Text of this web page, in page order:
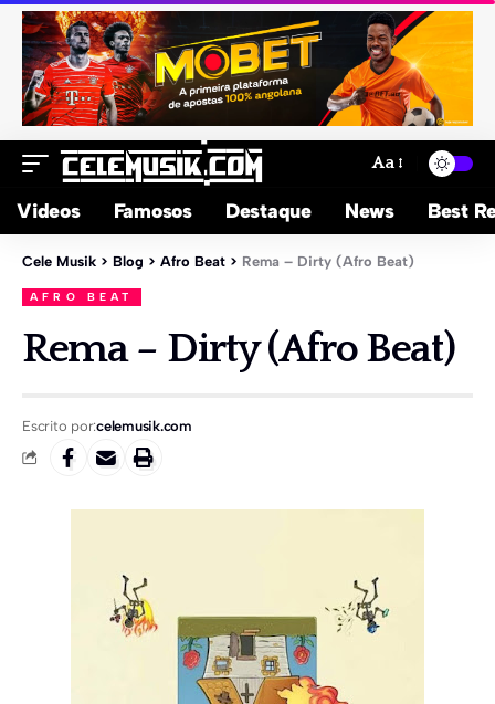
Aa
Videos Famosos Destaque News Best
Cele Musik > Blog > Afro Beat > Rema – Dirty (Afro Beat)
AFRO BEAT
Rema – Dirty (Afro Beat)
Escrito por:celemusik.com